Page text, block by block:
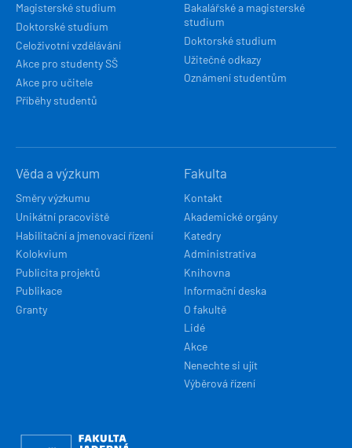
Magisterské studium
Doktorské studium
Celoživotní vzdělávání
Akce pro studenty SŠ
Akce pro učitele
Příběhy studentů
Bakalářské a magisterské
studium
Doktorské studium
Užitečné odkazy
Oznámení studentům
Věda a výzkum
Směry výzkumu
Unikátní pracoviště
Habilitační a jmenovací řízení
Kolokvium
Publicita projektů
Publikace
Granty
Fakulta
Kontakt
Akademické orgány
Katedry
Administrativa
Knihovna
Informační deska
O fakultě
Lidé
Akce
Nenechte si ujít
Výběrová řízení
Obrázek